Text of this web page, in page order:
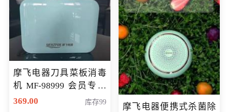
摩飞电器刀具菜板消毒
机 MF-98999 会员专享
价286元
369.00 库存99
摩飞电器便携式杀菌除